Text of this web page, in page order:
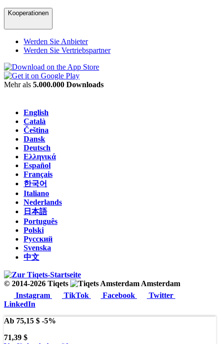
Kooperationen
Werden Sie Anbieter
Werden Sie Vertriebspartner
Mehr als 5.000.000 Downloads
English
Català
Čeština
Dansk
Deutsch
Ελληνικά
Español
Français
한국어
Italiano
Nederlands
日本語
Português
Polski
Русский
Svenska
中文
© 2014-2026 Tiqets
Amsterdam
Instagram
TikTok Facebook
Twitter
LinkedIn
Ab 75,15 $ -5%
71,39 $